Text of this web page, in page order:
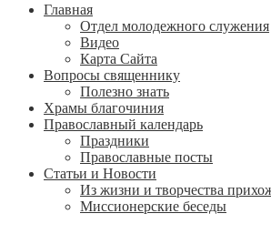
Главная
Отдел молодежного служения
Видео
Карта Сайта
Вопросы священнику
Полезно знать
Храмы благочиния
Православный календарь
Праздники
Православные посты
Статьи и Новости
Из жизни и творчества
Миссионерские беседы